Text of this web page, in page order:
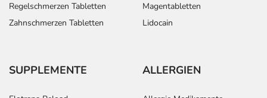
Regelschmerzen Tabletten
Zahnschmerzen Tabletten
Magentabletten
Lidocain
SUPPLEMENTE ALLERGIEN